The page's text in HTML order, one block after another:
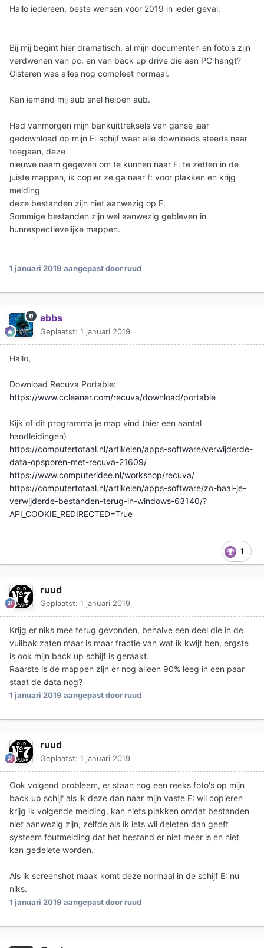
Hallo iedereen, beste wensen voor 2019 in ieder geval.
Bij mij begint hier dramatisch, al mijn documenten en foto's zijn
verdwenen van pc, en van back up drive die aan PC hangt?
Gisteren was alles nog compleet normaal.
Kan iemand mij aub snel helpen aub.
Had vanmorgen mijn bankuittreksels van ganse jaar
gedownload op mijn E: schijf waar alle downloads steeds naar
toegaan, deze
nieuwe naam gegeven om te kunnen naar F: te zetten in de
juiste mappen, ik copier ze ga naar f: voor plakken en krijg
melding
deze bestanden zijn niet aanwezig op E:
Sommige bestanden zijn wel aanwezig gebleven in
hunrespectievelijke mappen.
1 januari 2019 aangepast door ruud
abbs
Geplaatst: 1 januari 2019
Hallo,
Download Recuva Portable:
https://www.ccleaner.com/recuva/download/portable
Kijk of dit programma je map vind (hier een aantal
handleidingen)
https://computertotaal.nl/artikelen/apps-software/verwijderde-
data-opsporen-met-recuva-21609/
https://www.computeridee.nl/workshop/recuva/
https://computertotaal.nl/artikelen/apps-software/zo-haal-je-
verwijderde-bestanden-terug-in-windows-63140/?
API_COOKIE_REDIRECTED=True
1
ruud
Geplaatst: 1 januari 2019
Krijg er niks mee terug gevonden, behalve een deel die in de
vuilbak zaten maar is maar fractie van wat ik kwijt ben, ergste
is ook mijn back up schijf is geraakt.
Raarste is de mappen zijn er nog alleen 90% leeg in een paar
staat de data nog?
1 januari 2019 aangepast door ruud
ruud
Geplaatst: 1 januari 2019
Ook volgend probleem, er staan nog een reeks foto's op mijn
back up schijf als ik deze dan naar mijn vaste F: wil copieren
krijg ik volgende melding, kan niets plakken omdat bestanden
niet aanwezig zijn, zelfde als ik iets wil deleten dan geeft
systeem foutmelding dat het bestand er niet meer is en niet
kan gedelete worden.
Als ik screenshot maak komt deze normaal in de schijf E: nu
niks.
1 januari 2019 aangepast door ruud